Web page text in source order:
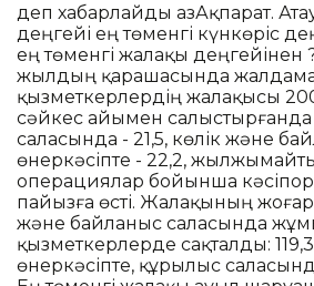
деп хабарлайды ҚазАқпарат.
деңгейі ең төменгі күнкөріс
ең төменгі жалақы деңгейінен
жылдың қарашасында
қызметкерлердің жалақысы
сәйкес айымен
саласында - 21,5, көлік және
өнеркәсіпте - 22,2,
операциялар бойынша
пайызға өсті. Жалақының
және байланыс саласында
қызметкерлерде сақталды:
өнеркәсіпте, құрылыс